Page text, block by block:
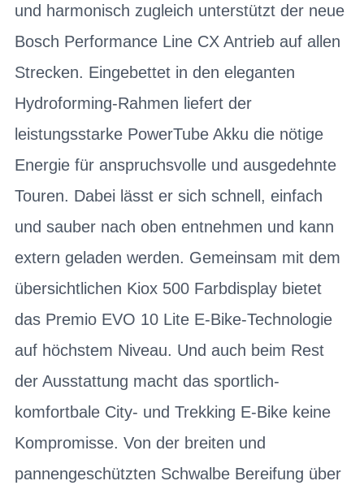
und harmonisch zugleich unterstützt der neue
Bosch Performance Line CX Antrieb auf allen
Strecken. Eingebettet in den eleganten
Hydroforming-Rahmen liefert der
leistungsstarke PowerTube Akku die nötige
Energie für anspruchsvolle und ausgedehnte
Touren. Dabei lässt er sich schnell, einfach
und sauber nach oben entnehmen und kann
extern geladen werden. Gemeinsam mit dem
übersichtlichen Kiox 500 Farbdisplay bietet
das Premio EVO 10 Lite E-Bike-Technologie
auf höchstem Niveau. Und auch beim Rest
der Ausstattung macht das sportlich-
komfortbale City- und Trekking E-Bike keine
Kompromisse. Von der breiten und
pannengeschützten Schwalbe Bereifung über